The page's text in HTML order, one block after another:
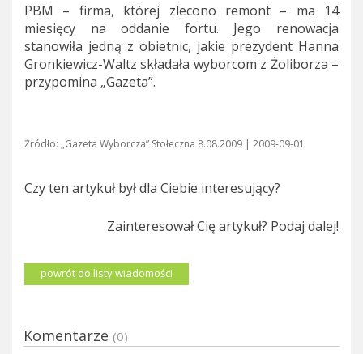
PBM – firma, której zlecono remont – ma 14
miesięcy na oddanie fortu. Jego renowacja
stanowiła jedną z obietnic, jakie prezydent Hanna
Gronkiewicz-Waltz składała wyborcom z Żoliborza –
przypomina „Gazeta”.
Źródło: „Gazeta Wyborcza” Stołeczna 8.08.2009 | 2009-09-01
Czy ten artykuł był dla Ciebie interesujący?
Zainteresował Cię artykuł? Podaj dalej!
powrót do listy wiadomości
Komentarze (0)